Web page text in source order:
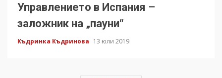
Управлението в Испания –
заложник на „пауни“
Къдринка Къдринова 13 юли 2019